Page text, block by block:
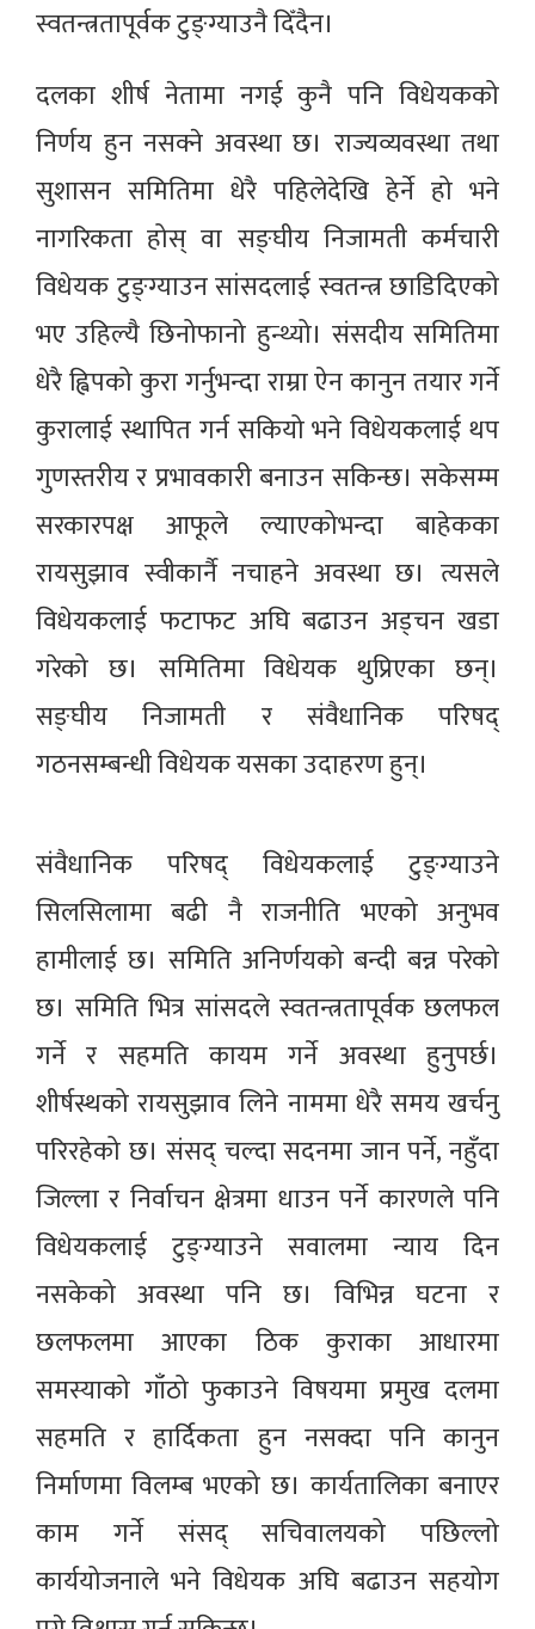
स्वतन्त्रतापूर्वक टुङ्ग्याउनै दिँदैन।
दलका शीर्ष नेतामा नगई कुनै पनि विधेयकको
निर्णय हुन नसक्ने अवस्था छ। राज्यव्यवस्था तथा
सुशासन समितिमा धेरै पहिलेदेखि हेर्ने हो भने
नागरिकता होस् वा सङ्घीय निजामती कर्मचारी
विधेयक टुङ्ग्याउन सांसदलाई स्वतन्त्र छाडिदिएको
भए उहिल्यै छिनोफानो हुन्थ्यो। संसदीय समितिमा
धेरै ह्विपको कुरा गर्नुभन्दा राम्रा ऐन कानुन तयार गर्ने
कुरालाई स्थापित गर्न सकियो भने विधेयकलाई थप
गुणस्तरीय र प्रभावकारी बनाउन सकिन्छ। सकेसम्म
सरकारपक्ष आफूले ल्याएकोभन्दा बाहेकका
रायसुझाव स्वीकार्नै नचाहने अवस्था छ। त्यसले
विधेयकलाई फटाफट अघि बढाउन अड्चन खडा
गरेको छ। समितिमा विधेयक थुप्रिएका छन्।
सङ्घीय निजामती र संवैधानिक परिषद्
गठनसम्बन्धी विधेयक यसका उदाहरण हुन्।
संवैधानिक परिषद् विधेयकलाई टुङ्ग्याउने
सिलसिलामा बढी नै राजनीति भएको अनुभव
हामीलाई छ। समिति अनिर्णयको बन्दी बन्न परेको
छ। समिति भित्र सांसदले स्वतन्त्रतापूर्वक छलफल
गर्ने र सहमति कायम गर्ने अवस्था हुनुपर्छ।
शीर्षस्थको रायसुझाव लिने नाममा धेरै समय खर्चनु
परिरहेको छ। संसद् चल्दा सदनमा जान पर्ने, नहुँदा
जिल्ला र निर्वाचन क्षेत्रमा धाउन पर्ने कारणले पनि
विधेयकलाई टुङ्ग्याउने सवालमा न्याय दिन
नसकेको अवस्था पनि छ। विभिन्न घटना र
छलफलमा आएका ठिक कुराका आधारमा
समस्याको गाँठो फुकाउने विषयमा प्रमुख दलमा
सहमति र हार्दिकता हुन नसक्दा पनि कानुन
निर्माणमा विलम्ब भएको छ। कार्यतालिका बनाएर
काम गर्ने संसद् सचिवालयको पछिल्लो
कार्ययोजनाले भने विधेयक अघि बढाउन सहयोग